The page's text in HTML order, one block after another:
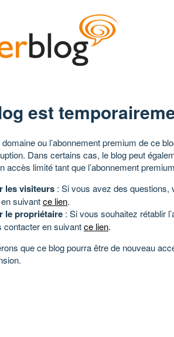
est
ou l’abonnement premium de ce
Dans certains cas, le blog peut
accès limité tant que l’abonnement
les visiteurs : Si vous avez des questions,
suivantce lien.
le propriétaire : Si vous souhaitez rétablir
contacter en suivantce lien.
que ce blog pourra être de nouveau